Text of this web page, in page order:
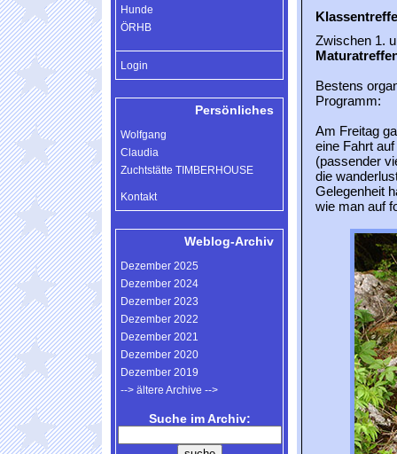
Zwischen 1.
Bestens
Programm:
Am Freitag
eine Fahrt
(passender
die
Gelegenheit
wie man auf
Hunde
ÖRHB
Login
Persönliches
Wolfgang
Claudia
Zuchtstätte TIMBERHOUSE
Kontakt
Weblog-Archiv
Dezember 2025
Dezember 2024
Dezember 2023
Dezember 2022
Dezember 2021
Dezember 2020
Dezember 2019
--> ältere Archive -->
Suche im Archiv: